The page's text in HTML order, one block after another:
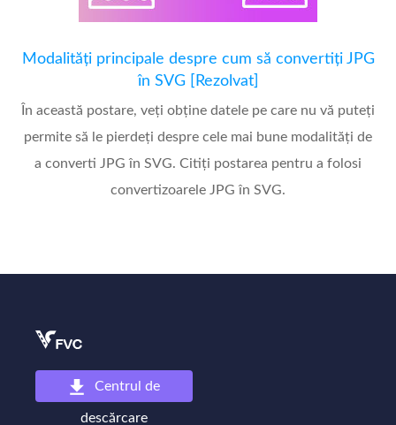
Modalități principale despre cum să convertiți JPG
în SVG [Rezolvat]
În această postare, veți obține datele pe care nu vă puteți
permite să le pierdeți despre cele mai bune modalități de
a converti JPG în SVG. Citiți postarea pentru a folosi
convertizoarele JPG în SVG.
Centrul de
descărcare